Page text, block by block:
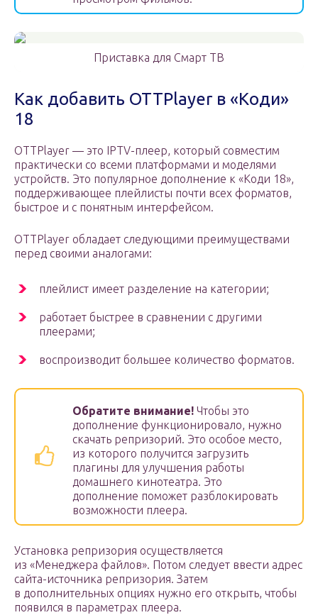
Приставка для Смарт ТВ
Как добавить OTTPlayer в «Коди»
18
OTTPlayer — это IPTV-плеер, который совместим
практически со всеми платформами и моделями
устройств. Это популярное дополнение к «Коди 18»,
поддерживающее плейлисты почти всех форматов,
быстрое и с понятным интерфейсом.
OTTPlayer обладает следующими преимуществами
перед своими аналогами:
плейлист имеет разделение на категории;
работает быстрее в сравнении с другими
плеерами;
воспроизводит большее количество форматов.
Обратите внимание! Чтобы это
дополнение функционировало, нужно
скачать репризорий. Это особое место,
из которого получится загрузить
плагины для улучшения работы
домашнего кинотеатра. Это
дополнение поможет разблокировать
возможности плеера.
Установка репризория осуществляется
из «Менеджера файлов». Потом следует ввести адрес
сайта-источника репризория. Затем
в дополнительных опциях нужно его открыть, чтобы
появился в параметрах плеера.